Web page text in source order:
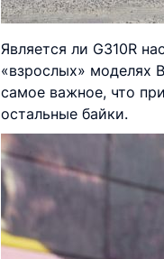
Является ли G310R
«взрослых» моделях
самое важное, что
остальные байки.